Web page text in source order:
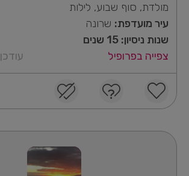
מולדת, סוף שבוע, לילות
עיר מועדפת: שרונה
שנות ניסיון: 15 שנים
צפייה בפרופיל
עודכן 07.08.2026